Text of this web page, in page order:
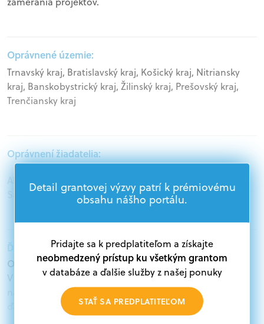
Oprávnené územie:
Trnavský kraj, Bratislavský kraj, Košický kraj, Nitriansky
kraj, Banskobystrický kraj, Žilinský kraj, Prešovský kraj,
Trenčiansky kraj
Oprávnení žiadatelia:
Akademický sektor, Podnikatelia, Štátna správa,
Samospráva
Ďalšie informácie:
Oprávnení žiadatelia:
V databáze grantov a dotácií na portáli Grantexpert.sk
nájdete aktuálne výzvy z eurofondov, plánu obnovy a
ďalších zdrojov.
Detail grantovej výzvy patrí k prémiovému
obsahu nášho portálu.
Pridajte sa k predplatiteľom a získajte
neobmedzený prístup ku všetkým grantom
v databáze a ďalšie služby z našej ponuky
STAŤ SA PREDPLATITEĽOM